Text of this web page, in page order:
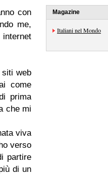
con
me,
internet
web
come
prima
che mi
viva
verso
partire
di un
Magazine
Italiani nel Mondo